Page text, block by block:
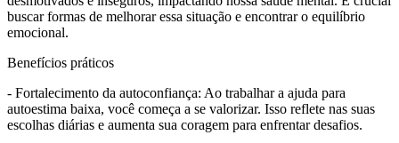
buscar formas de melhorar essa situação e encontrar o equilíbrio
emocional.
Benefícios práticos
- Fortalecimento da autoconfiança: Ao trabalhar a ajuda para
autoestima baixa, você começa a se valorizar. Isso reflete nas suas
escolhas diárias e aumenta sua coragem para enfrentar desafios.